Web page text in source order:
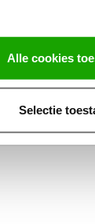
Alle cookies
Selectie
Conditions
Privacy
Disclaimer